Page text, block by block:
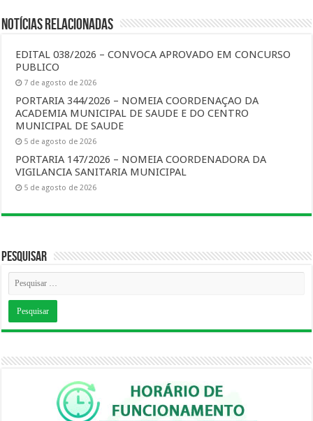
Notícias Relacionadas
EDITAL 038/2026 – CONVOCA APROVADO EM CONCURSO
PUBLICO
7 de agosto de 2026
PORTARIA 344/2026 – NOMEIA COORDENAÇAO DA
ACADEMIA MUNICIPAL DE SAUDE E DO CENTRO
MUNICIPAL DE SAUDE
5 de agosto de 2026
PORTARIA 147/2026 – NOMEIA COORDENADORA DA
VIGILANCIA SANITARIA MUNICIPAL
5 de agosto de 2026
Pesquisar